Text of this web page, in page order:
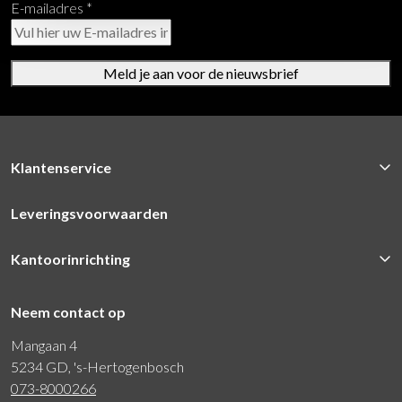
E-mailadres *
Meld je aan voor de nieuwsbrief
Klantenservice
Leveringsvoorwaarden
Kantoorinrichting
Neem contact op
Mangaan 4
5234 GD, 's-Hertogenbosch
073-8000266